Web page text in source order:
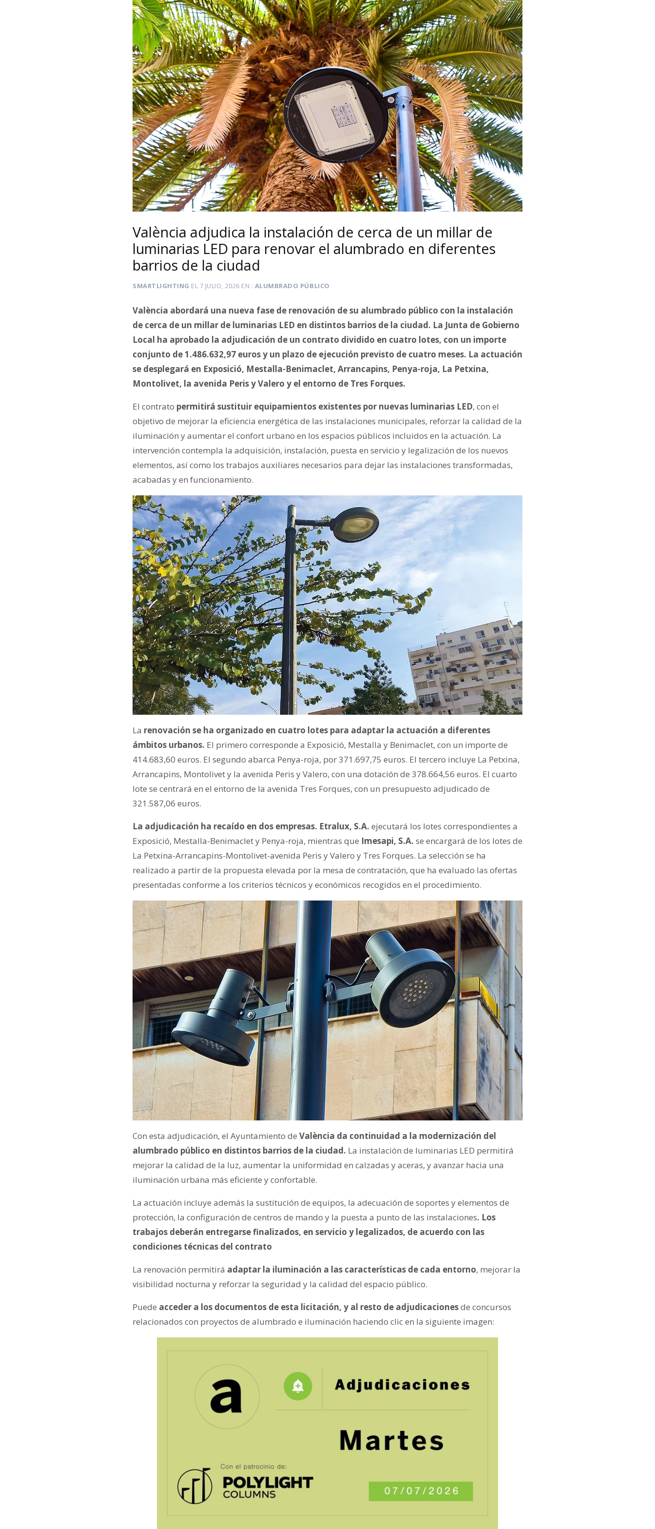
València adjudica la instalación de cerca de un millar de
luminarias LED para renovar el alumbrado en diferentes
barrios de la ciudad
SMARTLIGHTING EL 7 JULIO, 2026 EN ALUMBRADO PÚBLICO
València abordará una nueva fase de renovación de su alumbrado público con la instalación
de cerca de un millar de luminarias LED en distintos barrios de la ciudad. La Junta de Gobierno
Local ha aprobado la adjudicación de un contrato dividido en cuatro lotes, con un importe
conjunto de 1.486.632,97 euros y un plazo de ejecución previsto de cuatro meses. La actuación
se desplegará en Exposició, Mestalla-Benimaclet, Arrancapins, Penya-roja, La Petxina,
Montolivet, la avenida Peris y Valero y el entorno de Tres Forques.
El contrato permitirá sustituir equipamientos existentes por nuevas luminarias LED, con el
objetivo de mejorar la eficiencia energética de las instalaciones municipales, reforzar la calidad de la
iluminación y aumentar el confort urbano en los espacios públicos incluidos en la actuación. La
intervención contempla la adquisición, instalación, puesta en servicio y legalización de los nuevos
elementos, así como los trabajos auxiliares necesarios para dejar las instalaciones transformadas,
acabadas y en funcionamiento.
La renovación se ha organizado en cuatro lotes para adaptar la actuación a diferentes
ámbitos urbanos. El primero corresponde a Exposició, Mestalla y Benimaclet, con un importe de
414.683,60 euros. El segundo abarca Penya-roja, por 371.697,75 euros. El tercero incluye La Petxina,
Arrancapins, Montolivet y la avenida Peris y Valero, con una dotación de 378.664,56 euros. El cuarto
lote se centrará en el entorno de la avenida Tres Forques, con un presupuesto adjudicado de
321.587,06 euros.
La adjudicación ha recaído en dos empresas. Etralux, S.A. ejecutará los lotes correspondientes a
Exposició, Mestalla-Benimaclet y Penya-roja, mientras que Imesapi, S.A. se encargará de los lotes de
La Petxina-Arrancapins-Montolivet-avenida Peris y Valero y Tres Forques. La selección se ha
realizado a partir de la propuesta elevada por la mesa de contratación, que ha evaluado las ofertas
presentadas conforme a los criterios técnicos y económicos recogidos en el procedimiento.
Con esta adjudicación, el Ayuntamiento de València da continuidad a la modernización del
alumbrado público en distintos barrios de la ciudad. La instalación de luminarias LED permitirá
mejorar la calidad de la luz, aumentar la uniformidad en calzadas y aceras, y avanzar hacia una
iluminación urbana más eficiente y confortable.
La actuación incluye además la sustitución de equipos, la adecuación de soportes y elementos de
protección, la configuración de centros de mando y la puesta a punto de las instalaciones. Los
trabajos deberán entregarse finalizados, en servicio y legalizados, de acuerdo con las
condiciones técnicas del contrato
La renovación permitirá adaptar la iluminación a las características de cada entorno, mejorar la
visibilidad nocturna y reforzar la seguridad y la calidad del espacio público.
Puede acceder a los documentos de esta licitación, y al resto de adjudicacionesde concursos
relacionados con proyectos de alumbrado e iluminación haciendo clic en la siguiente imagen: